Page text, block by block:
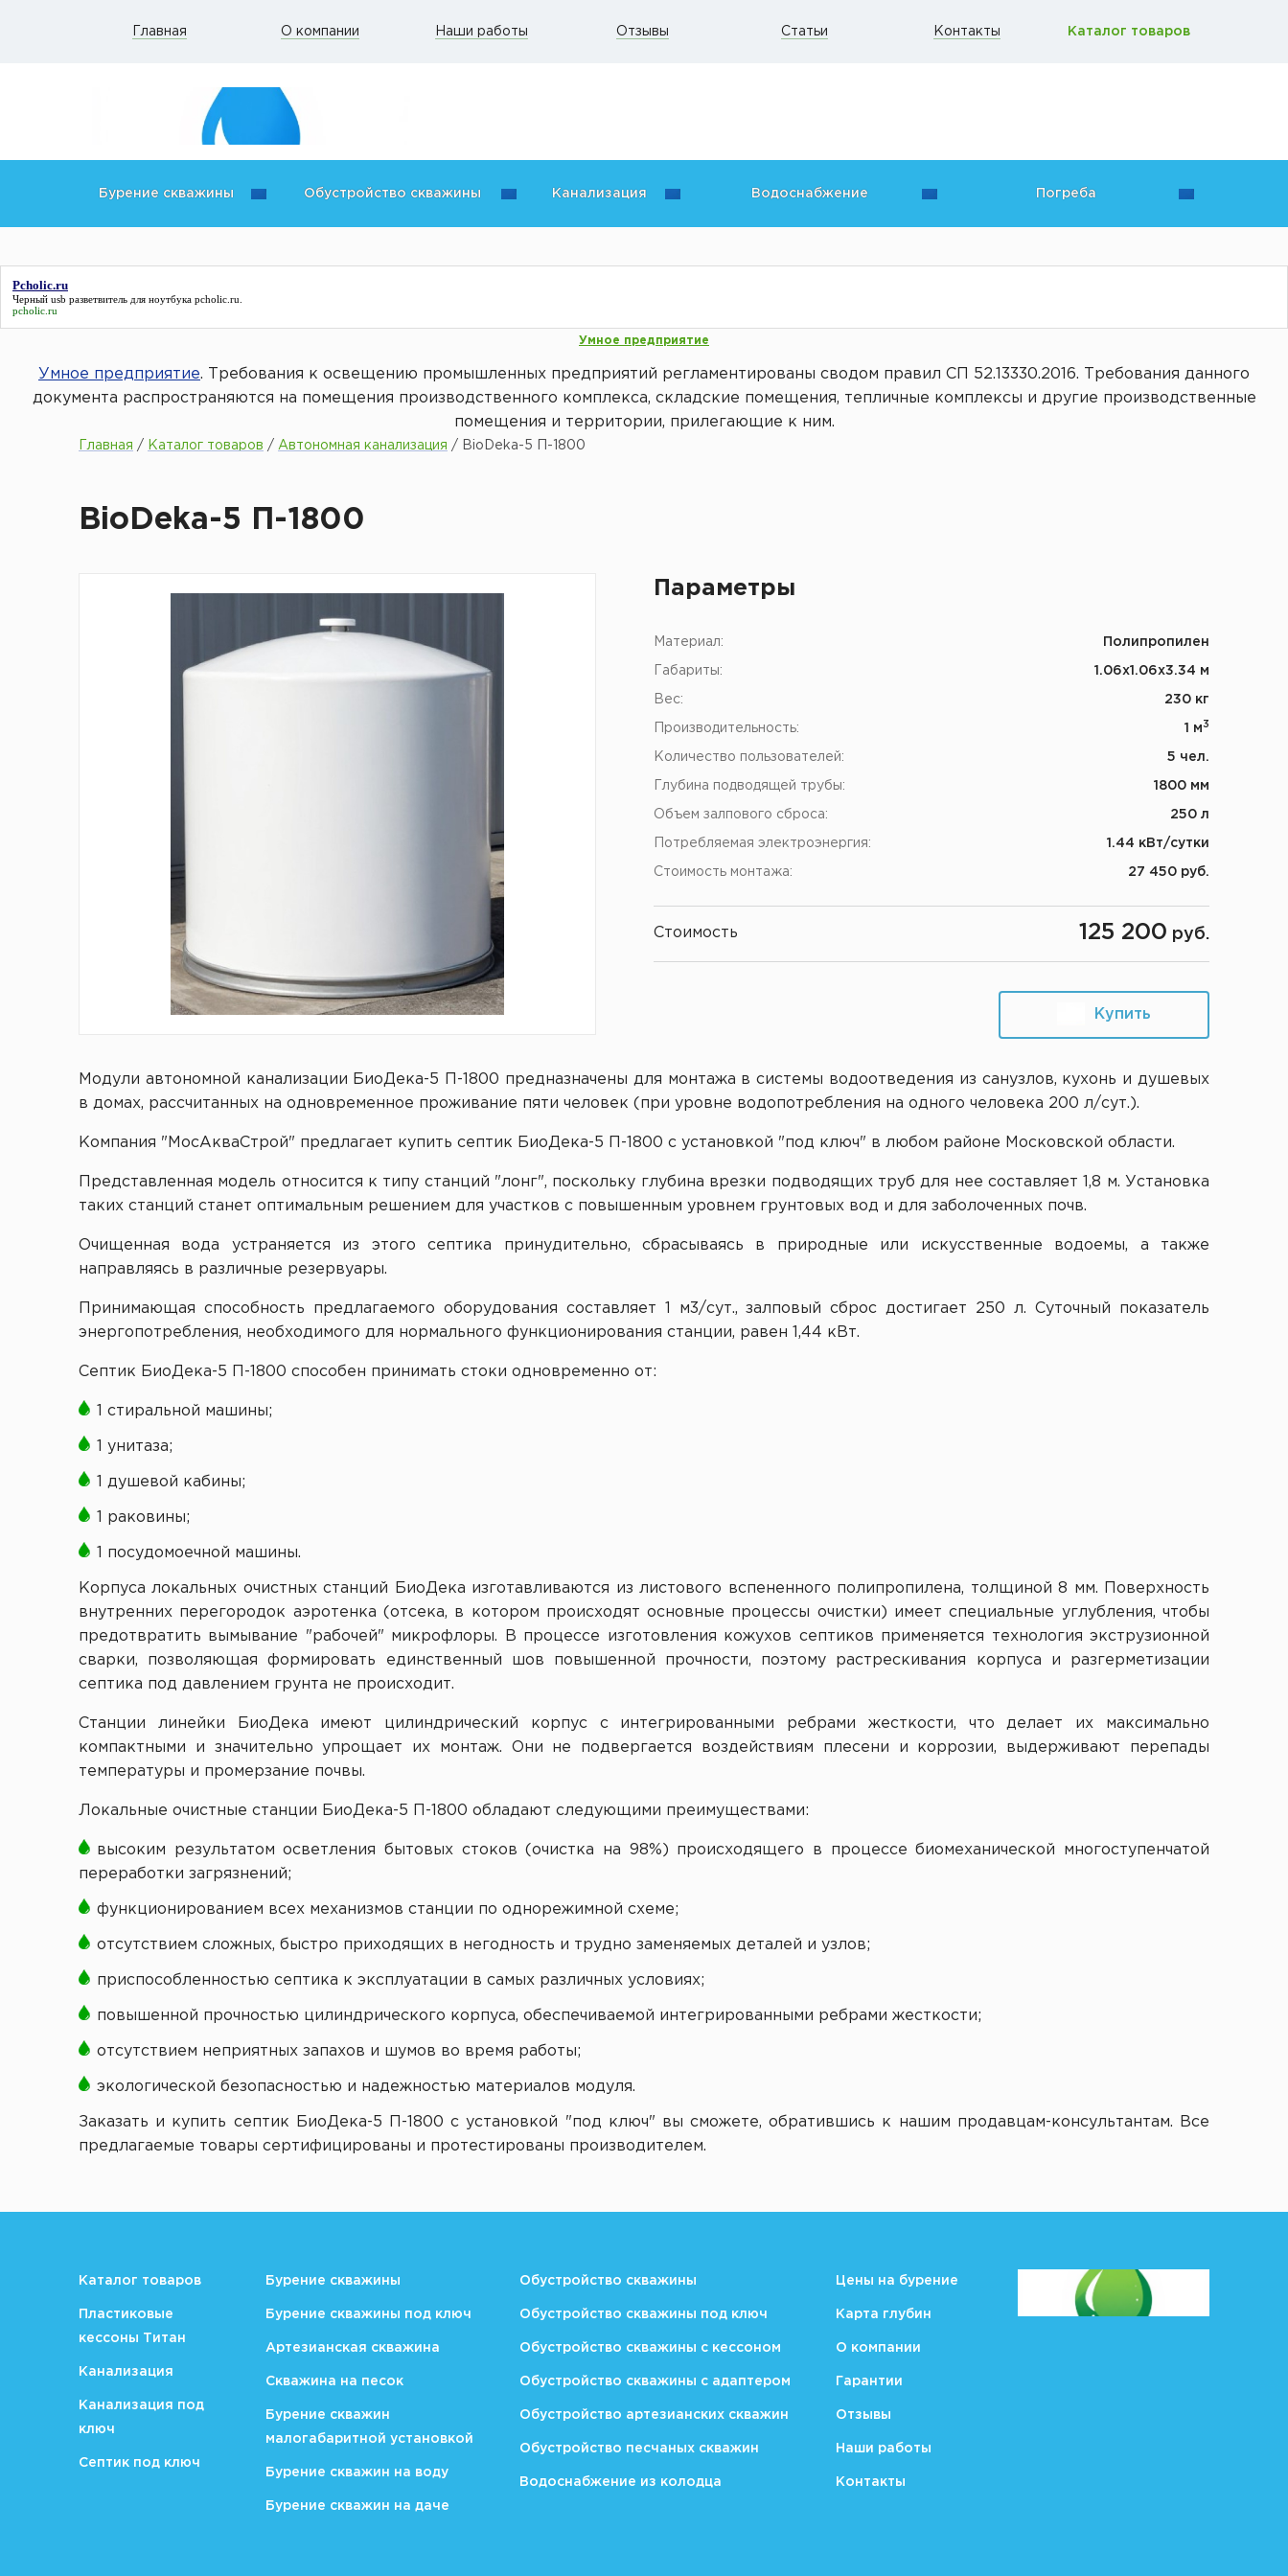
Бурение скважины Обустройство скважины Канализация Водоснабжение Погреба
Главная О компании Наши работы Отзывы Статьи Контакты Каталог товаров
Pcholic.ru
Черный usb разветвитель для ноутбука pcholic.ru
pcholic.ru
Умное предприятие
Умное предприятие. Требования к освещению промышленных предприятий регламентированы сводом правил СП 52.13330.2016. Требования данного
документа распространяются на помещения производственного комплекса, складские помещения, тепличные комплексы и другие производственные
помещения и территории, прилегающие к ним.
Главная / Каталог товаров / Автономная канализация / BioDeka-5 П-1800
BioDeka-5 П-1800
Параметры
Материал: Полипропилен
Габариты: 1.06x1.06x3.34 м
Вес: 230 кг
Производительность: 1 м3
Количество пользователей: 5 чел.
Глубина подводящей трубы: 1800 мм
Объем залпового сброса: 250 л
Потребляемая электроэнергия: 1.44 кВт/сутки
Стоимость монтажа: 27 450 руб.
Стоимость 125 200 руб.
Купить
Модули автономной канализации БиоДека-5 П-1800 предназначены для монтажа в системы водоотведения из санузлов, кухонь и душевых
в домах, рассчитанных на одновременное проживание пяти человек (при уровне водопотребления на одного человека 200 л/сут.).
Компания "МосАкваСтрой" предлагает купить септик БиоДека-5 П-1800 с установкой "под ключ" в любом районе Московской области.
Представленная модель относится к типу станций "лонг", поскольку глубина врезки подводящих труб для нее составляет 1,8 м. Установка
таких станций станет оптимальным решением для участков с повышенным уровнем грунтовых вод и для заболоченных почв.
Очищенная вода устраняется из этого септика принудительно, сбрасываясь в природные или искусственные водоемы, а также
направляясь в различные резервуары.
Принимающая способность предлагаемого оборудования составляет 1 м3/сут., залповый сброс достигает 250 л. Суточный показатель
энергопотребления, необходимого для нормального функционирования станции, равен 1,44 кВт.
Септик БиоДека-5 П-1800 способен принимать стоки одновременно от:
1 стиральной машины;
1 унитаза;
1 душевой кабины;
1 раковины;
1 посудомоечной машины.
Корпуса локальных очистных станций БиоДека изготавливаются из листового вспененного полипропилена, толщиной 8 мм. Поверхность
внутренних перегородок аэротенка (отсека, в котором происходят основные процессы очистки) имеет специальные углубления, чтобы
предотвратить вымывание "рабочей" микрофлоры. В процессе изготовления кожухов септиков применяется технология экструзионной
сварки, позволяющая формировать единственный шов повышенной прочности, поэтому растрескивания корпуса и разгерметизации
септика под давлением грунта не происходит.
Станции линейки БиоДека имеют цилиндрический корпус с интегрированными ребрами жесткости, что делает их максимально
компактными и значительно упрощает их монтаж. Они не подвергается воздействиям плесени и коррозии, выдерживают перепады
температуры и промерзание почвы.
Локальные очистные станции БиоДека-5 П-1800 обладают следующими преимуществами:
высоким результатом осветления бытовых стоков (очистка на 98%) происходящего в процессе биомеханической многоступенчатой
переработки загрязнений;
функционированием всех механизмов станции по однорежимной схеме;
отсутствием сложных, быстро приходящих в негодность и трудно заменяемых деталей и узлов;
приспособленностью септика к эксплуатации в самых различных условиях;
повышенной прочностью цилиндрического корпуса, обеспечиваемой интегрированными ребрами жесткости;
отсутствием неприятных запахов и шумов во время работы;
экологической безопасностью и надежностью материалов модуля.
Заказать и купить септик БиоДека-5 П-1800 с установкой "под ключ" вы сможете, обратившись к нашим продавцам-консультантам. Все
предлагаемые товары сертифицированы и протестированы производителем.
Каталог товаров
Пластиковые
кессоны Титан
Канализация
Канализация под
ключ
Септик под ключ
Бурение скважины
Бурение скважины под ключ
Артезианская скважина
Скважина на песок
Бурение скважин
малогабаритной установкой
Бурение скважин на воду
Бурение скважин на даче
Обустройство скважины
Обустройство скважины под ключ
Обустройство скважины с кессоном
Обустройство скважины с адаптером
Обустройство артезианских скважин
Обустройство песчаных скважин
Водоснабжение из колодца
Цены на бурение
Карта глубин
О компании
Гарантии
Отзывы
Наши работы
Контакты